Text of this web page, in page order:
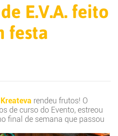
E.V.A. feito
festa
rendeu frutos! O
de curso do Evento, estreou
final de semana que passou